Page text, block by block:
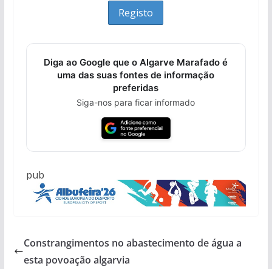
Diga ao Google que o Algarve Marafado é
uma das suas fontes de informação
preferidas
Siga-nos para ficar informado
pub
Constrangimentos no abastecimento de água a
esta povoação algarvia